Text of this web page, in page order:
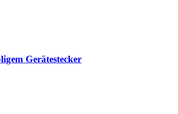
Gerätestecker